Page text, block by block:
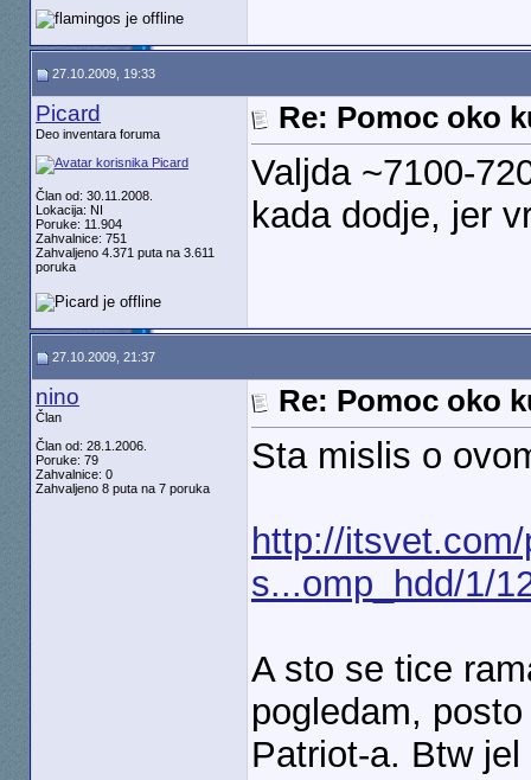
27.10.2009, 19:33
Picard
Deo inventara foruma
Član od: 30.11.2008.
Lokacija: NI
Poruke: 11.904
Zahvalnice: 751
Zahvaljeno 4.371 puta na 3.611
poruka
Re: Pomoc oko
Valjda ~7100-
kada dodje, jer
27.10.2009, 21:37
nino
Član
Član od: 28.1.2006.
Poruke: 79
Zahvalnice: 0
Zahvaljeno 8 puta na 7 poruka
Re: Pomoc oko
Sta mislis o
http://
s...omp_hdd/1/
A sto se tice
pogledam,
Patriot-a. Btw